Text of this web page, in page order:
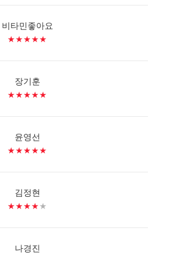
비타민좋아요
★★★★★
장기훈
★★★★★
윤영선
★★★★★
김정현
★★★★ ★
나경진